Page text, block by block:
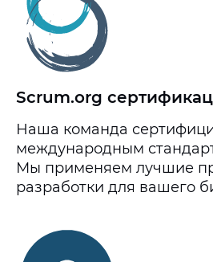
Scrum.org
Наша команда
международным
Мы применяем лучшие
разработки для вашего